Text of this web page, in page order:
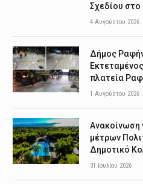
Σχεδίου στο
4 Αυγούστου 2026
Δήμος
πλατεία
1 Αυγούστου 2026
Ανακοίνωση
μέτρων
Δημοτικό
31 Ιουλίου 2026